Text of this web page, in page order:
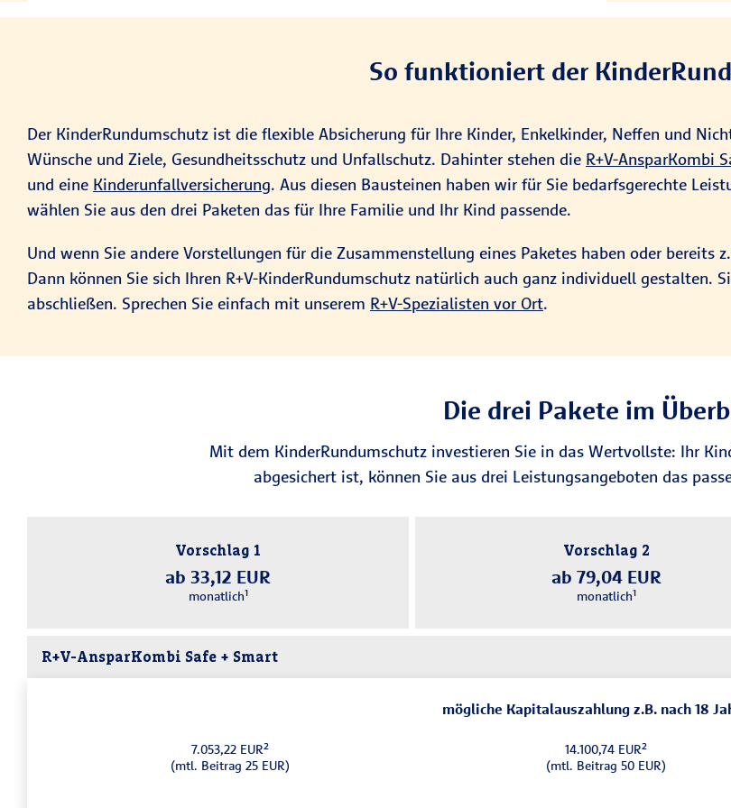
Weltweiter Unfallschutz rund um die Uhr.
Lebenslange monatliche Unfall-Rente bei Invalidität ab 50 % sowie
Kapitalleistung schon ab 1 % Invalidität.
Tipp: Mit einer Geldanlage clever kombinierbar!
So funktioniert der
Der KinderRundumschutz ist die flexible Absicherung für Ihre Kinder, Enkelkinder, Neffen und
Wünsche und Ziele, Gesundheitsschutz und Unfallschutz. Dahinter stehen die R+V-AnsparKombi
und eine Kinderunfallversicherung. Aus diesen Bausteinen haben wir für Sie bedarfsgerechte
wählen Sie aus den drei Paketen das für Ihre Familie und Ihr Kind passende.
Und wenn Sie andere Vorstellungen für die Zusammenstellung eines Paketes haben oder bereits
Dann können Sie sich Ihren R+V-KinderRundumschutz natürlich auch ganz individuell gestalten.
abschließen. Sprechen Sie einfach mit unserem R+V-Spezialisten vor Ort.
Die drei Pakete im
Mit dem KinderRundumschutz investieren Sie in das Wertvollste: Ihr
abgesichert ist, können Sie aus drei Leistungsangeboten das
Vorschlag 1
ab 33,12 EUR
monatlich¹
Vorschlag 2
ab 79,04 EUR
monatlich¹
R+V-AnsparKombi Safe + Smart
mögliche Kapitalauszahlung z.B. nach 18
7.053,22 EUR²
(mtl. Beitrag 25 EUR)
14.100,74 EUR²
(mtl. Beitrag 50 EUR)